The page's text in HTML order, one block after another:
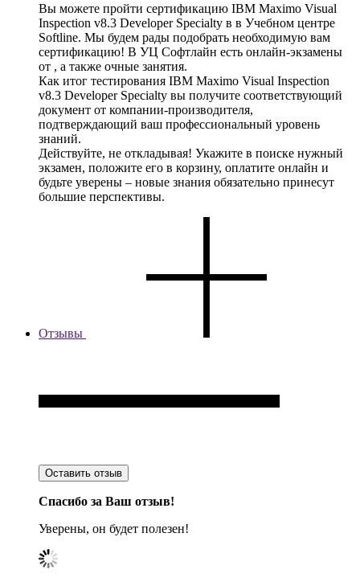
Вы можете пройти сертификацию IBM Maximo Visual
Inspection v8.3 Developer Specialty в в Учебном центре
Softline. Мы будем рады подобрать необходимую вам
сертификацию! В УЦ Софтлайн есть онлайн-экзамены
от , а также очные занятия.
Как итог тестирования IBM Maximo Visual Inspection
v8.3 Developer Specialty вы получите соответствующий
документ от компании-производителя,
подтверждающий ваш профессиональный уровень
знаний.
Действуйте, не откладывая! Укажите в поиске нужный
экзамен, положите его в корзину, оплатите онлайн и
будьте уверены – новые знания обязательно принесут
большие перспективы.
Отзывы
Оставить отзыв
Спасибо за Ваш отзыв!
Уверены, он будет полезен!